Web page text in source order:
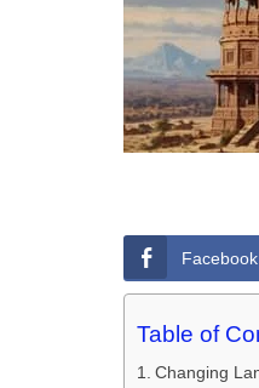
Facebook
Table of
Changing